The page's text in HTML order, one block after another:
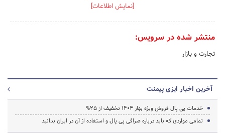
[نمایش اطلاعات]
منتشر شده در سرویس:
تجارت و بازار
آخرین اخبار ایزی پیمنت
خدمات پی پال فروش ویژه بهار 1403 تخفیف از 25%
تمامی مواردی که باید درباره صرافی پی پال و استفاده از آن در ایران بدانید